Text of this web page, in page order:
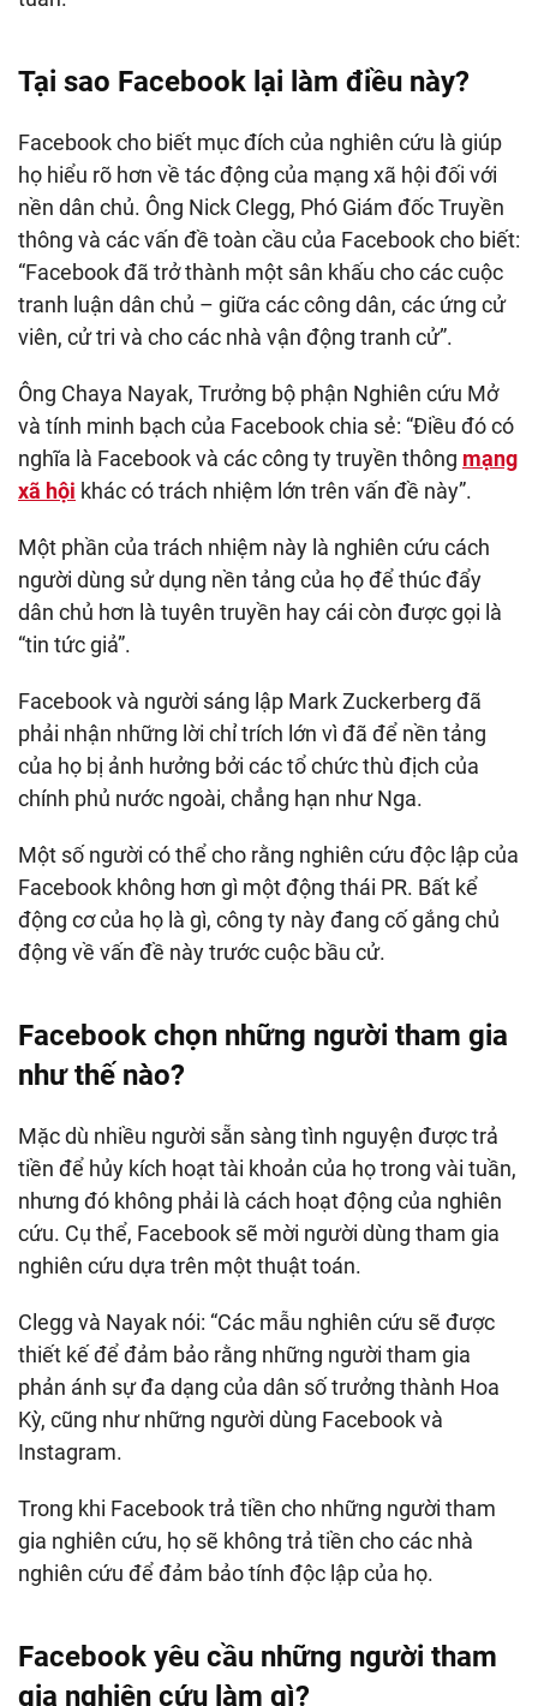
Tại sao Facebook lại làm điều này?
Facebook cho biết mục đích của nghiên cứu là giúp
họ hiểu rõ hơn về tác động của mạng xã hội đối với
nền dân chủ. Ông Nick Clegg, Phó Giám đốc Truyền
thông và các vấn đề toàn cầu của Facebook cho biết:
“Facebook đã trở thành một sân khấu cho các cuộc
tranh luận dân chủ – giữa các công dân, các ứng cử
viên, cử tri và cho các nhà vận động tranh cử”.
Ông Chaya Nayak, Trưởng bộ phận Nghiên cứu Mở
và tính minh bạch của Facebook chia sẻ: “Điều đó có
nghĩa là Facebook và các công ty truyền thông mạng
xã hội khác có trách nhiệm lớn trên vấn đề này”.
Một phần của trách nhiệm này là nghiên cứu cách
người dùng sử dụng nền tảng của họ để thúc đẩy
dân chủ hơn là tuyên truyền hay cái còn được gọi là
“tin tức giả”.
Facebook và người sáng lập Mark Zuckerberg đã
phải nhận những lời chỉ trích lớn vì đã để nền tảng
của họ bị ảnh hưởng bởi các tổ chức thù địch của
chính phủ nước ngoài, chẳng hạn như Nga.
Một số người có thể cho rằng nghiên cứu độc lập của
Facebook không hơn gì một động thái PR. Bất kể
động cơ của họ là gì, công ty này đang cố gắng chủ
động về vấn đề này trước cuộc bầu cử.
Facebook chọn những người tham gia
như thế nào?
Mặc dù nhiều người sẵn sàng tình nguyện được trả
tiền để hủy kích hoạt tài khoản của họ trong vài tuần,
nhưng đó không phải là cách hoạt động của nghiên
cứu. Cụ thể, Facebook sẽ mời người dùng tham gia
nghiên cứu dựa trên một thuật toán.
Clegg và Nayak nói: “Các mẫu nghiên cứu sẽ được
thiết kế để đảm bảo rằng những người tham gia
phản ánh sự đa dạng của dân số trưởng thành Hoa
Kỳ, cũng như những người dùng Facebook và
Instagram.
Trong khi Facebook trả tiền cho những người tham
gia nghiên cứu, họ sẽ không trả tiền cho các nhà
nghiên cứu để đảm bảo tính độc lập của họ.
Facebook yêu cầu những người tham
gia nghiên cứu làm gì?